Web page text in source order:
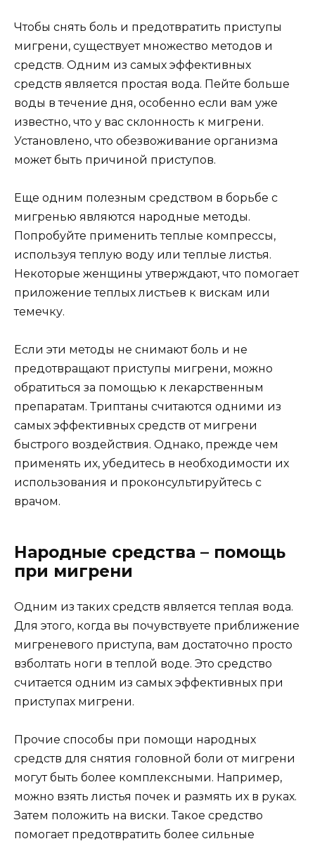
Чтобы снять боль и предотвратить приступы
мигрени, существует множество методов и
средств. Одним из самых эффективных
средств является простая вода. Пейте больше
воды в течение дня, особенно если вам уже
известно, что у вас склонность к мигрени.
Установлено, что обезвоживание организма
может быть причиной приступов.
Еще одним полезным средством в борьбе с
мигренью являются народные методы.
Попробуйте применить теплые компрессы,
используя теплую воду или теплые листья.
Некоторые женщины утверждают, что помогает
приложение теплых листьев к вискам или
темечку.
Если эти методы не снимают боль и не
предотвращают приступы мигрени, можно
обратиться за помощью к лекарственным
препаратам. Триптаны считаются одними из
самых эффективных средств от мигрени
быстрого воздействия. Однако, прежде чем
применять их, убедитесь в необходимости их
использования и проконсультируйтесь с
врачом.
Народные средства – помощь
при мигрени
Одним из таких средств является теплая вода.
Для этого, когда вы почувствуете приближение
мигреневого приступа, вам достаточно просто
взболтать ноги в теплой воде. Это средство
считается одним из самых эффективных при
приступах мигрени.
Прочие способы при помощи народных
средств для снятия головной боли от мигрени
могут быть более комплексными. Например,
можно взять листья почек и размять их в руках.
Затем положить на виски. Такое средство
помогает предотвратить более сильные